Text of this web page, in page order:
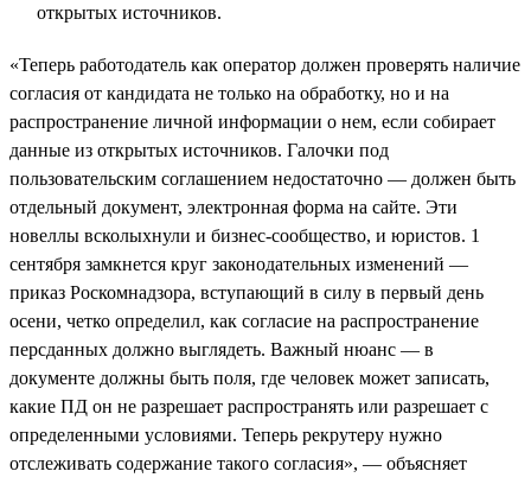
открытых источников.
«Теперь работодатель как оператор должен проверять наличие
согласия от кандидата не только на обработку, но и на
распространение личной информации о нем, если собирает
данные из открытых источников. Галочки под
пользовательским соглашением недостаточно — должен быть
отдельный документ, электронная форма на сайте. Эти
новеллы всколыхнули и бизнес-сообщество, и юристов. 1
сентября замкнется круг законодательных изменений —
приказ Роскомнадзора, вступающий в силу в первый день
осени, четко определил, как согласие на распространение
персданных должно выглядеть. Важный нюанс — в
документе должны быть поля, где человек может записать,
какие ПД он не разрешает распространять или разрешает с
определенными условиями. Теперь рекрутеру нужно
отслеживать содержание такого согласия», — объясняет